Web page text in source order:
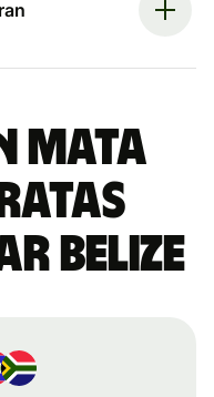
mata
Belize